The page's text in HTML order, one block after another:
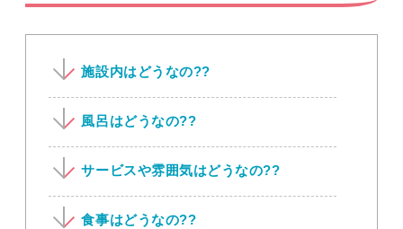
施設内はどうなの??
風呂はどうなの??
サービスや雰囲気はどうなの??
食事はどうなの??